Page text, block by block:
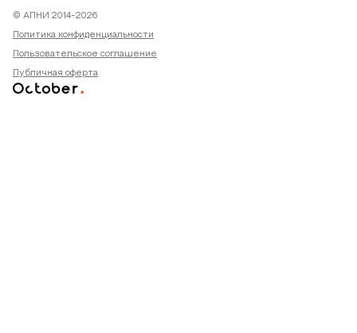
© АПНИ 2014-2026
Политика конфиденциальности
Пользовательское соглашение
Публичная оферта